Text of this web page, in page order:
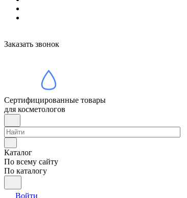
Заказать звонок
Сертифицированные товары
для косметологов
Каталог
По всему сайту
По каталогу
Войти